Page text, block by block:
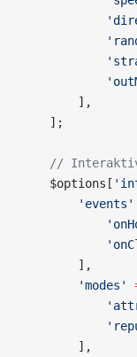
        ],
    ];
//
    $options[
        'events'
        ],
        'modes'
        ],